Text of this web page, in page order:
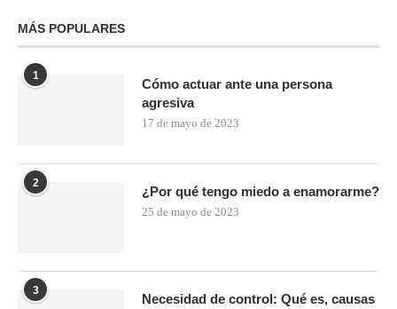
MÁS POPULARES
1
Cómo actuar ante una persona
agresiva
17 de mayo de 2023
2
¿Por qué tengo miedo a enamorarme?
25 de mayo de 2023
3
Necesidad de control: Qué es, causas